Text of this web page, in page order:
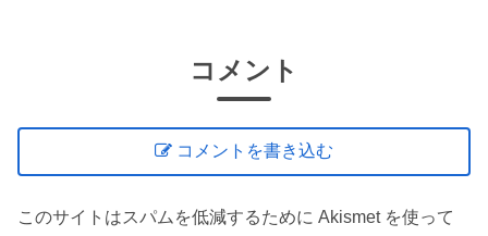
コメント
コメントを書き込む
このサイトはスパムを低減するために Akismet を使って